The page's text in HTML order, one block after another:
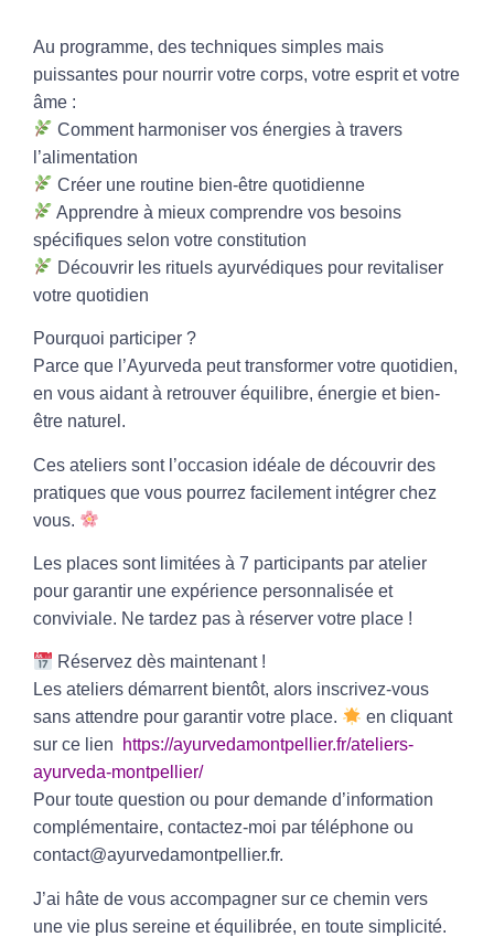
Au programme, des techniques simples mais
puissantes pour nourrir votre corps, votre esprit et votre
âme :
Comment harmoniser vos énergies à travers
l’alimentation
Créer une routine bien-être quotidienne
Apprendre à mieux comprendre vos besoins
spécifiques selon votre constitution
Découvrir les rituels ayurvédiques pour revitaliser
votre quotidien
Pourquoi participer ?
Parce que l’Ayurveda peut transformer votre quotidien,
en vous aidant à retrouver équilibre, énergie et bien-
être naturel.
Ces ateliers sont l’occasion idéale de découvrir des
pratiques que vous pourrez facilement intégrer chez
vous.
Les places sont limitées à 7 participants par atelier
pour garantir une expérience personnalisée et
conviviale. Ne tardez pas à réserver votre place !
Réservez dès maintenant !
Les ateliers démarrent bientôt, alors inscrivez-vous
sans attendre pour garantir votre place.
en cliquant
sur ce lien
https://ayurvedamontpellier.fr/ateliers-
ayurveda-montpellier/
Pour toute question ou pour demande d’information
complémentaire, contactez-moi par téléphone ou
contact@ayurvedamontpellier.fr.
J’ai hâte de vous accompagner sur ce chemin vers
une vie plus sereine et équilibrée, en toute simplicité.